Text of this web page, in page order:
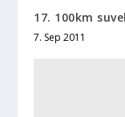
17. 100km
7. Sep 2011